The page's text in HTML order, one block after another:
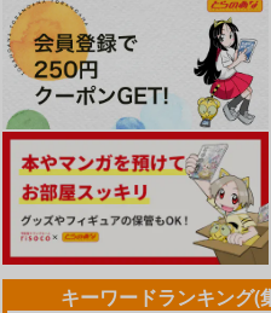
キーワードランキング